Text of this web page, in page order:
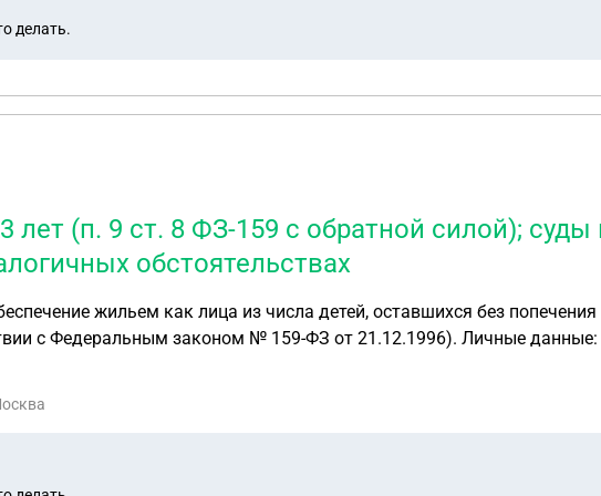
делать.
лет (п. 9 ст. 8 ФЗ-159 с обратной силой);
обстоятельствах
жильем как лица из числа детей, оставшихся без
№ 159-ФЗ от 21.12.1996). Личные данные: Горохов Иван Евгеньевич, дата рождения:
я пропустил этот срок по уважительной причине —
№ 344/67 от 06.02.2026), мотивированный моим возрастом